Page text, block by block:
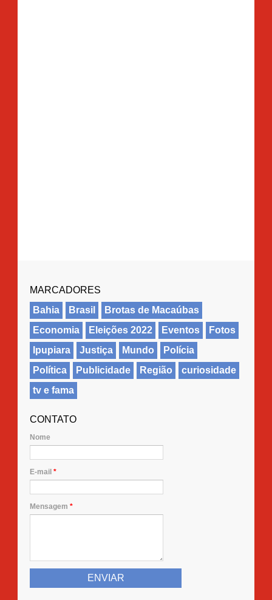
MARCADORES
Bahia
Brasil
Brotas de Macaúbas
Economia
Eleições 2022 Eventos
Fotos
Ipupiara
Justiça Mundo
Polícia
Política
Publicidade Região
curiosidade
tv e fama
CONTATO
Nome
E-mail *
Mensagem *